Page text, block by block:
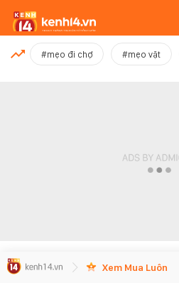
MỚI NHẤT
#mẹo đi chợ #mẹo vặt
Xem Mua Luôn